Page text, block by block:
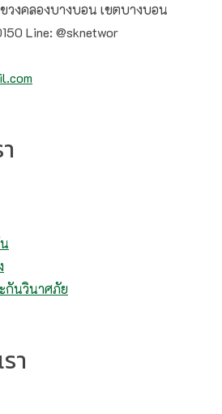
วงคลองบางบอน เขตบางบอน
Line: @sknetwor
กันวินาศภัย
า